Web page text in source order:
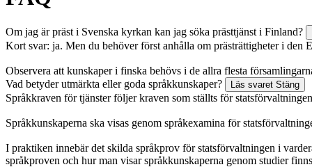
Om jag är präst i Svenska kyrkan kan jag söka prästtjänst i Finland?
Kort svar: ja. Men du behöver först anhålla om prästrättigheter i
Observera att kunskaper i finska behövs i de allra flesta
Vad betyder utmärkta eller goda språkkunskaper?
Läs svaret Stäng
Språkkraven för tjänster följer kraven som ställts för
Språkkunskaperna ska visas genom språkexamina för
I praktiken innebär det skilda språkprov för statsförvaltningen i
språkproven och hur man visar språkkunskaperna genom studier